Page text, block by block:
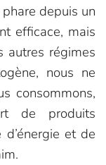
depuis un
efficace, mais
autres régimes
nous ne
consommons,
de produits
et de